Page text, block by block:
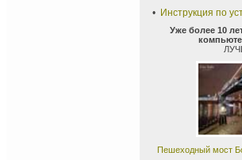
• Инструкция по
Уже более 10
Пешеходный мост